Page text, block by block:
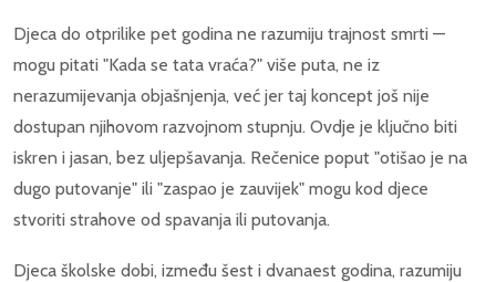
Djeca do otprilike pet godina ne razumiju trajnost smrti —
mogu pitati "Kada se tata vraća?" više puta, ne iz
nerazumijevanja objašnjenja, već jer taj koncept još nije
dostupan njihovom razvojnom stupnju. Ovdje je ključno biti
iskren i jasan, bez uljepšavanja. Rečenice poput "otišao je na
dugo putovanje" ili "zaspao je zauvijek" mogu kod djece
stvoriti strahove od spavanja ili putovanja.
Djeca školske dobi, između šest i dvanaest godina, razumiju